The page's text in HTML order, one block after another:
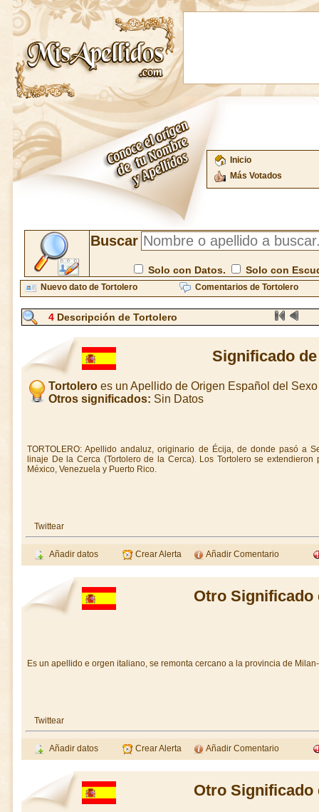
Inicio
Más Votados
Buscar
Solo con Datos. Solo con
Nuevo dato de Tortolero Comentarios de Tortolero
4Descripción de Tortolero
Significado
Tortolero es un Apellido de Origen Español del
Otros significados: Sin Datos
TORTOLERO: Apellido andaluz, originario de Écija, de donde pasó a
linaje De la Cerca (Tortolero de la Cerca). Los Tortolero se
México, Venezuela y Puerto Rico.
Twittear
Añadir datos Crear Alerta Añadir Comentario
Otro Significado
Es un apellido e orgen italiano, se remonta cercano a la provincia de
Twittear
Añadir datos Crear Alerta Añadir Comentario
Otro Significado